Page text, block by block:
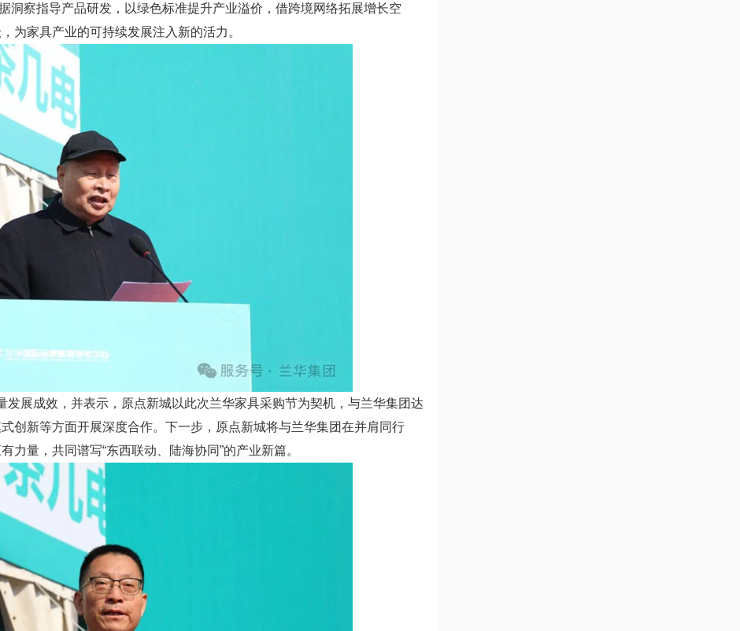
洞察指导产品研发，以绿色标准提升产业溢价，借跨境网络拓展增长空
为家具产业的可持续发展注入新的活力。
展成效，并表示，原点新城以此次兰华家具采购节为契机，与兰华集团达
创新等方面开展深度合作。下一步，原点新城将与兰华集团在并肩同行
力量，共同谱写“东西联动、陆海协同”的产业新篇。